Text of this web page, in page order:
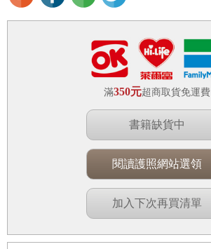
滿350元超商取貨免運費
書籍缺貨中
閱讀護照網站選領
加入下次再買清單